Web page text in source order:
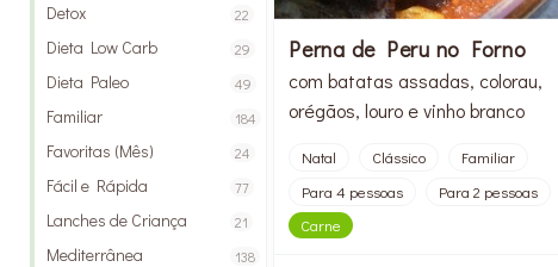
Detox 22
Dieta Low Carb 29
Dieta Paleo 49
Familiar 184
Favoritas (Mês) 24
Fácil e Rápida 77
Lanches de Criança 21
Mediterrânea 138
Perna de Peru no Forno
com batatas assadas, colorau,
orégãos, louro e vinho branco
Natal Clássico
Familiar
Para 4 pessoas
Para 2 pessoas
Carne